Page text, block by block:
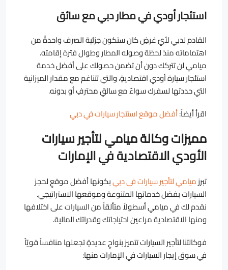
استئجار أودي في مطار دبي مع سائق
القادم لدبي لأيّ غرضٍ كان ستكون جزئية الصرف واحدةً من
اهتماماته منذ لحظة وصوله المطار وطوال فترة إقامته.
ميامي لن تتركك دون أن تضمن حصولك على أفضل خدمة
استئجار سيارة أودي اقتصاديةٍ، والتي تتناغم مع مقدار الميزانية
التي حددتها لسفرك سواءٌ مع سائقٍ محترفٍ أو بدونه.
اقرأ أيضاً:أفضل موقع استئجار سيارات في دبي
مميزات وكالة ميامي لتأجير سيارات
الأودي الاقتصادية في الإمارات
تبرزميامي لتأجير سيارات في دبيبكونها أفضل موقعٍ لحجز
السيارات بفضل خدماتها المتنوعة وموقعها الاستراتيجي.
نقدم لك في ميامي أسطولاً متألقاً من السيارات على اختلافها
ومنها الاقتصادية مراعين احتياجاتك وقدراتك المالية.
فوكالتنا لتأجير السيارات تتميز بنواحٍ عديدةٍ تجعلها منافساً قويّاً
في سوق إيجار السيارات في الإمارات منها: